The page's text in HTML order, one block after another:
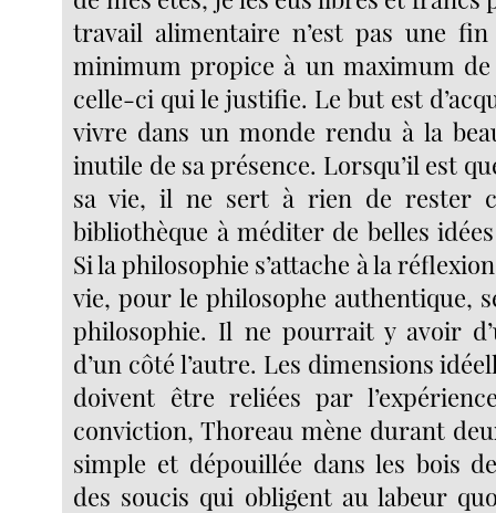
travail alimentaire n’est pas une
minimum propice à un maximum de
celle-ci qui le justifie. Le but est
vivre dans un monde rendu à la
inutile de sa présence. Lorsqu’il est
sa vie, il ne sert à rien de rester
bibliothèque à méditer de belles
Si la philosophie s’attache à la
vie, pour le philosophe authentique,
philosophie. Il ne pourrait y avoir
d’un côté l’autre. Les dimensions
doivent être reliées par
conviction, Thoreau mène durant
simple et dépouillée dans les bois
des soucis qui obligent au labeur